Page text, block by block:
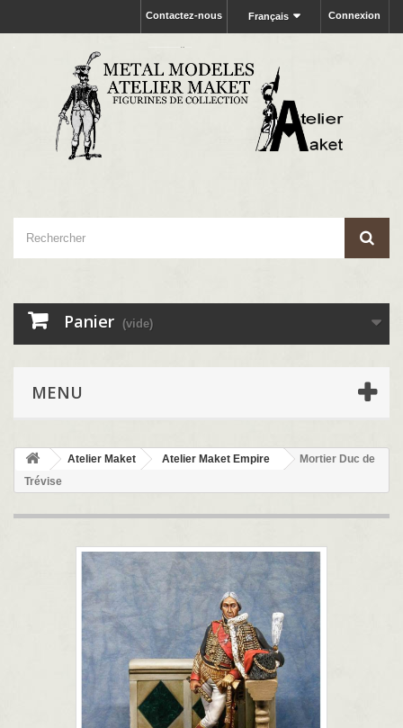
Connexion
Français
Contactez-nous
Panier (vide)
MENU
Atelier Maket Atelier Maket Empire
Mortier Duc de
Trévise